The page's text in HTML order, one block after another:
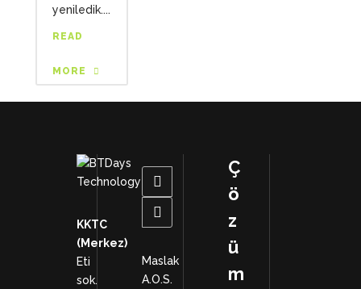
yeniledik....
READ
MORE
KKTC
(Merkez)
Eti
sok.
Maslak
A.O.S.
Ç
ö
z
ü
m